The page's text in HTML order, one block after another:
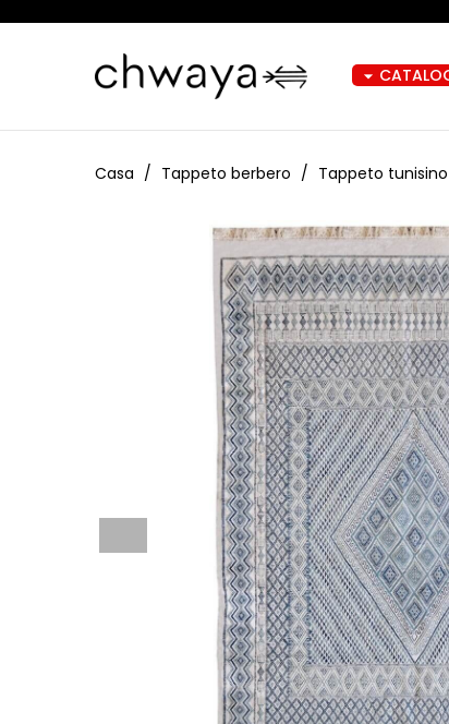
arrow_drop_down
Casa Tappeto berbero Tappeto tunisino